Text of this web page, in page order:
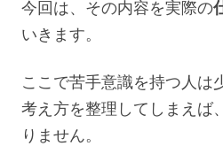
今回は、その内容を実際の
いきます。
ここで苦手意識を持つ人は
考え方を整理してしまえば
りません。